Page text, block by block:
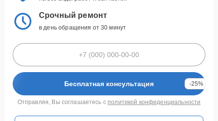
Срочный ремонт
в день обращения от 30 минут
Бесплатная консультация -25%
Отправляя, Вы соглашаетесь с политикой конфиденциальности